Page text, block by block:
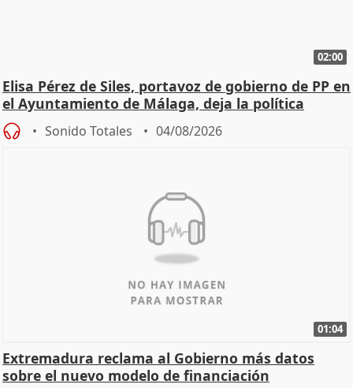
02:00
Elisa Pérez de Siles, portavoz de gobierno de PP en
el Ayuntamiento de Málaga, deja la política
Sonido Totales 04/08/2026
01:04
Extremadura reclama al Gobierno más datos
sobre el nuevo modelo de financiación